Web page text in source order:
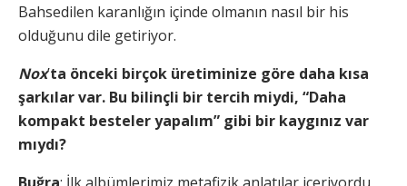
Bahsedilen karanlığın içinde olmanın nasıl bir his
olduğunu dile getiriyor.
Nox’ta önceki birçok üretiminize göre daha kısa
şarkılar var. Bu bilinçli bir tercih miydi, “Daha
kompakt besteler yapalım” gibi bir kaygınız var
mıydı?